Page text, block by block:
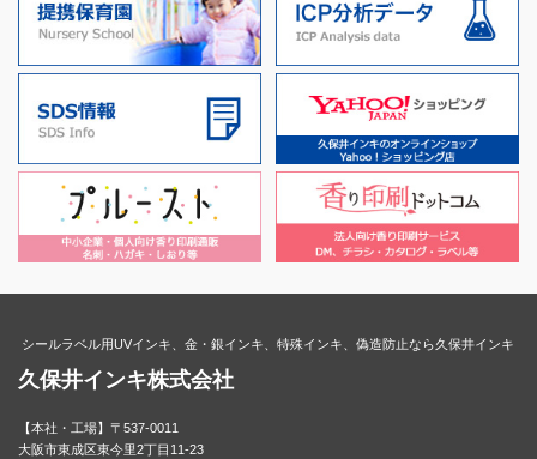
シールラベル用UVインキ、金・銀インキ、特殊インキ、偽造防止なら久保井インキ
久保井インキ株式会社
【本社・工場】〒537-0011
大阪市東成区東今里2丁目11-23